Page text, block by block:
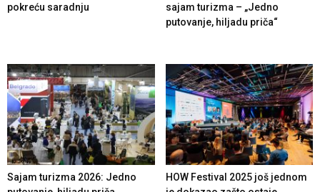
pokreću saradnju
sajam turizma – „Jedno
putovanje, hiljadu priča“
Sajam turizma 2026: Jedno
HOW Festival 2025 još jednom